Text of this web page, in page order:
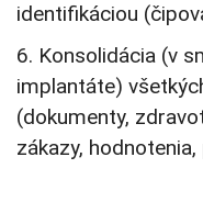
identifikáciou
6. Konsolidácia (v
implantáte)
(dokumenty,
zákazy,